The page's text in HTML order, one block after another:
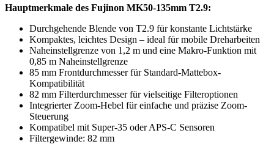
Hauptmerkmale des Fujinon MK50-135mm T2.9:
Durchgehende Blende von T2.9 für konstante Lichtstärke
Kompaktes, leichtes Design – ideal für mobile Dreharbeiten
Naheinstellgrenze von 1,2 m und eine Makro-Funktion mit
0,85 m Naheinstellgrenze
85 mm Frontdurchmesser für Standard-Mattebox-
Kompatibilität
82 mm Filterdurchmesser für vielseitige Filteroptionen
Integrierter Zoom-Hebel für einfache und präzise Zoom-
Steuerung
Kompatibel mit Super-35 oder APS-C Sensoren
Filtergewinde: 82 mm